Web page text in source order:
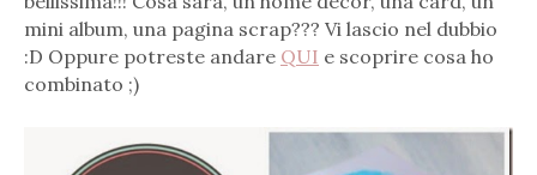
mini album, una pagina scrap??? Vi lascio nel dubbio
:D Oppure potreste andare QUI e scoprire cosa ho
combinato ;)